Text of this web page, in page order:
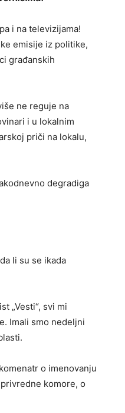
i na televizijama!
emisije iz politike,
građanskih
ne reguje na
i u lokalnim
priči na lokalu,
degradiga
li su se ikada
„Vesti“, svi mi
Imali smo nedeljni
o imenovanju
komore, o